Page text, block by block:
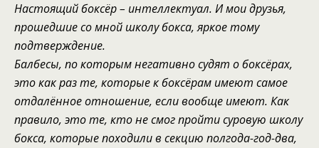
Настоящий боксёр – интеллектуал. И мои друзья,
прошедшиесо мной школу бокса, яркое тому
подтверждение.
Балбесы, по которым негативно судят о боксёрах,
это как раз те, которыек боксёрам имеют самое
отдалённоеотношение, если вообще имеют. Как
правило, это те, ктоне смог пройти суровую школу
бокса, которые походили в секцию полгода-год-два,